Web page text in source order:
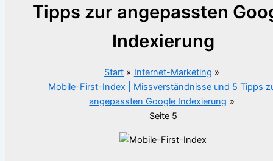
Tipps zur angepassten
Indexierung
Start
Internet-Marketing
Mobile-First-Index | Missverständnisse und 5 Tipps
angepassten Google Indexierung
Seite 5